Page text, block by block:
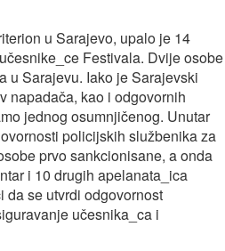
u Sarajevo, upalo je 14
Festivala. Dvije osobe
u Sarajevu. Iako je Sarajevski
napadača, kao i odgovornih
jednog osumnjičenog. Unutar
policijskih službenika za
prvo sankcionisane, a onda
i 10 drugih apelanata_ica
se utvrdi odgovornost
učesnika_ca i